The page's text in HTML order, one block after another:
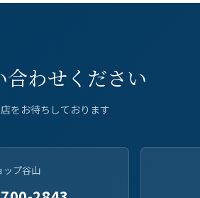
わせください
をお待ちしております
ップ谷山